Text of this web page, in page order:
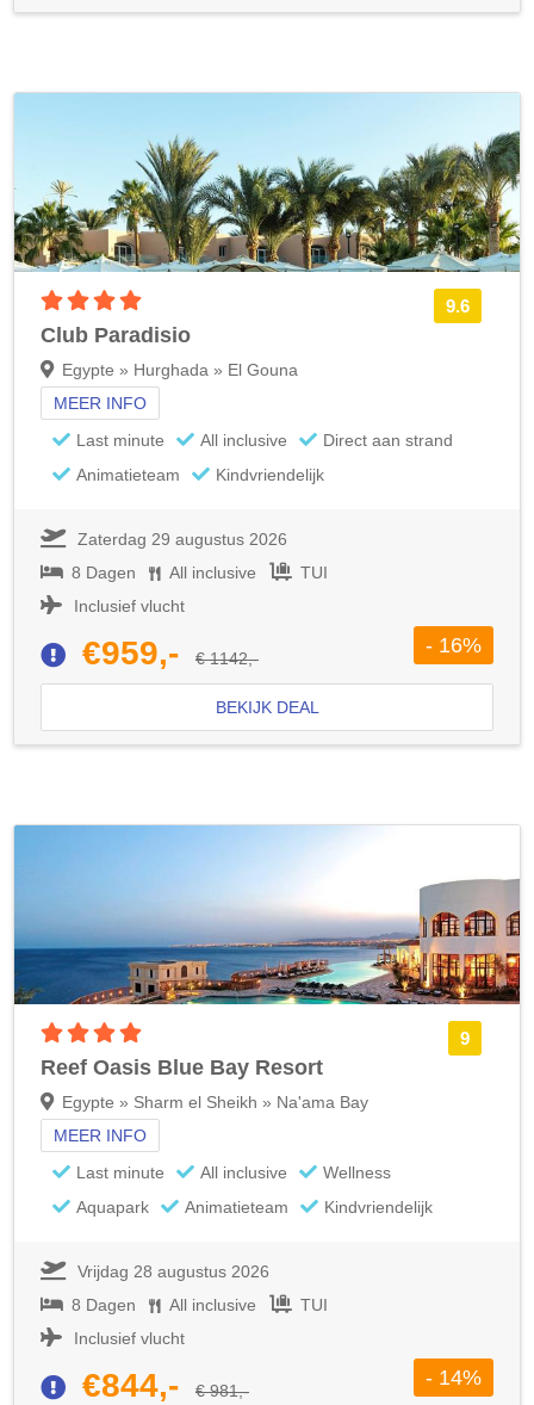
9.6
Club Paradisio
Egypte » Hurghada » El Gouna
MEER INFO
Last minute
All inclusive
Direct aan strand
Animatieteam
Kindvriendelijk
Zaterdag 29 augustus 2026
8 Dagen
All inclusive
TUI
Inclusief vlucht
€959,- € 1142,-
- 16%
BEKIJK DEAL
9
Reef Oasis Blue Bay Resort
Egypte » Sharm el Sheikh » Na'ama Bay
MEER INFO
Last minute
All inclusive
Wellness
Aquapark
Animatieteam Kindvriendelijk
Vrijdag 28 augustus 2026
8 Dagen
All inclusive
TUI
Inclusief vlucht
€844,- € 981,-
- 14%